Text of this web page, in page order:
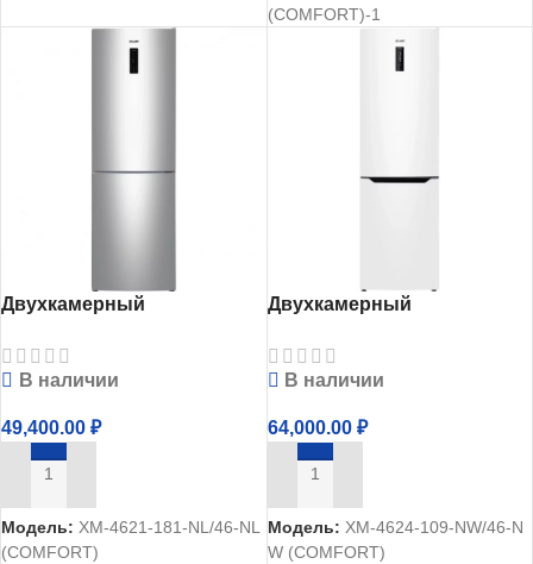
(COMFORT)-1
Двухкамерный
ХМ-4621-181-NL
В наличии
49,400.00 ₽
В КОРЗИНУ
Модель: ХМ-4621-181-NL/46-NL
(COMFORT)
Двухкамерный
ХМ-4624-109-NW
В наличии
64,000.00 ₽
В КОРЗИНУ
Модель: ХМ-4624-109-NW/46-N
W (COMFORT)